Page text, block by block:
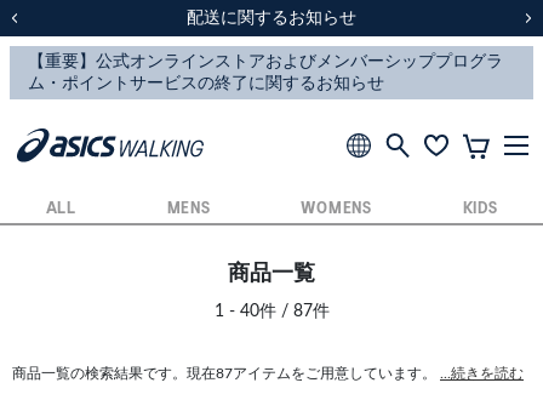
スクスク（SUKU2）価格改定のお知らせ
配送に関するお知らせ
スクスク（SUKU2）価格改定のお知らせ
配送に関するお知らせ
ALL MENS WOMENS KIDS
商品一覧
1 - 40件 / 87件
商品一覧の検索結果です。現在87アイテムをご用意しています。 ...続きを読む